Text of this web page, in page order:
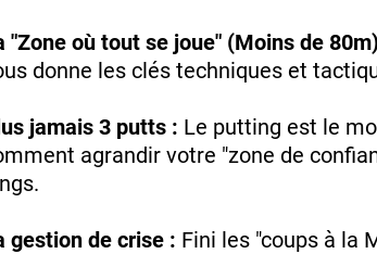
"Zone où tout se joue" (Moins de
donne les clés techniques et
jamais 3 putts : Le putting est le
agrandir votre "zone de
gestion de crise : Fini les "coups à la